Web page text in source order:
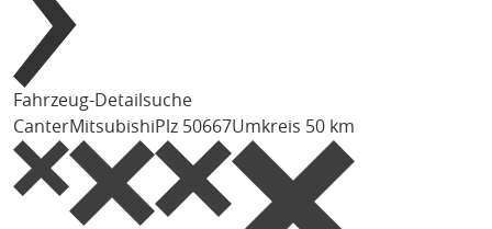
Fahrzeug-Detailsuche
CanterMitsubishiPlz 50667Umkreis 50 km